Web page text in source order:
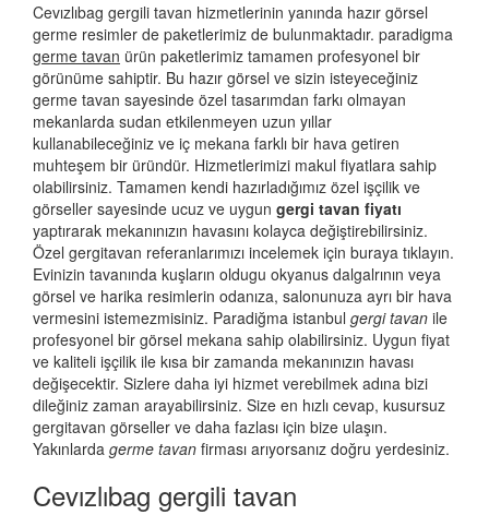
Cevızlıbag gergili tavan hizmetlerinin yanında hazır görsel
germe resimler de paketlerimiz de bulunmaktadır. paradigma
germe tavan ürün paketlerimiz tamamen profesyonel bir
görünüme sahiptir. Bu hazır görsel ve sizin isteyeceğiniz
germe tavan sayesinde özel tasarımdan farkı olmayan
mekanlarda sudan etkilenmeyen uzun yıllar
kullanabileceğiniz ve iç mekana farklı bir hava getiren
muhteşem bir üründür. Hizmetlerimizi makul fiyatlara sahip
olabilirsiniz. Tamamen kendi hazırladığımız özel işçilik ve
görseller sayesinde ucuz ve uygun gergi tavan fiyatı
yaptırarak mekanınızın havasını kolayca değiştirebilirsiniz.
Özel gergitavan referanlarımızı incelemek için buraya tıklayın.
Evinizin tavanında kuşların oldugu okyanus dalgalrının veya
görsel ve harika resimlerin odanıza, salonunuza ayrı bir hava
vermesini istemezmisiniz. Paradiğma istanbul gergi tavan ile
profesyonel bir görsel mekana sahip olabilirsiniz. Uygun fiyat
ve kaliteli işçilik ile kısa bir zamanda mekanınızın havası
değişecektir. Sizlere daha iyi hizmet verebilmek adına bizi
dileğiniz zaman arayabilirsiniz. Size en hızlı cevap, kusursuz
gergitavan görseller ve daha fazlası için bize ulaşın.
Yakınlarda germe tavan firması arıyorsanız doğru yerdesiniz.
Cevızlıbag gergili tavan